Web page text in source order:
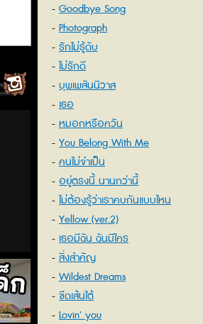
ChordCafeChordCafe
Goodbye Song
Photograph
รักไม่รู้ดับ
ไม่รักดี
บุพเพสันนิวาส
เธอ
หมอกหรือควัน
You Belong With Me
คนไม่จำเป็น
อยู่ตรงนี้ นานกว่านี้
ไม่ต้องรู้ว่าเราคบกันแบบไหน
Yellow (ver.2)
เธอมีฉัน ฉันมีใคร
สิ่งสำคัญ
Wildest Dreams
ขีดเส้นใต้
Lovin' you